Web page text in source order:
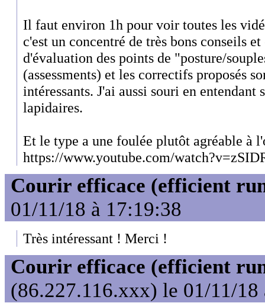
Il faut environ 1h pour voir toutes les
c'est un concentré de très bons conseils
d'évaluation des points de "posture/
(assessments) et les correctifs proposés
intéressants. J'ai aussi souri en entendant
lapidaires.
Et le type a une foulée plutôt agréable à
https://www.youtube.com/
Courir efficace (efficient
01/11/18 à 17:19:38
Très intéressant ! Merci !
Courir efficace (efficient
(86.227.116.xxx) le 01/11/18